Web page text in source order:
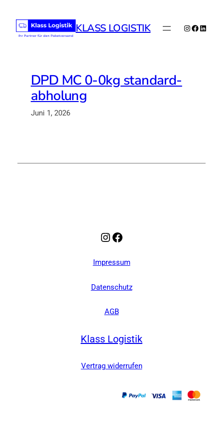
Inhalt
springen
KLASS LOGISTIK Instagram
DPD MC 0-0kg standard-
abholung
Juni 1, 2026
Instagram
Facebook
Impressum
Datenschutz
AGB
Klass Logistik
Vertrag widerrufen